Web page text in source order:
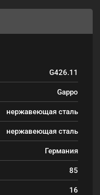
G426.11
Gappo
нержавеющая сталь
нержавеющая сталь
Германия
85
16